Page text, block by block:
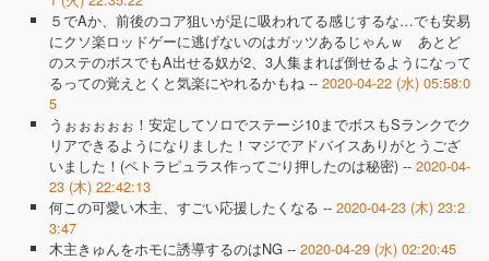
５でAか、前後のコア狙いが足に吸われてる感じするな…でも安易
にクソ楽ロッドゲーに逃げないのはガッツあるじゃんｗ あとど
のステのボスでもA出せる奴が2、3人集まれば倒せるようになって
るっての覚えとくと気楽にやれるかもね -- 2020-04-22 (水) 05:58:0
5
うぉぉぉぉぉ！安定してソロでステージ10までボスもSランクでク
リアできるようになりました！マジでアドバイスありがとうござ
いました！(ペトラピュラス作ってごり押したのは秘密) -- 2020-04-
23 (木) 22:42:13
何この可愛い木主、すごい応援したくなる -- 2020-04-23 (木) 23:2
3:47
木主きゅんをホモに誘導するのはNG -- 2020-04-29 (水) 02:20:45